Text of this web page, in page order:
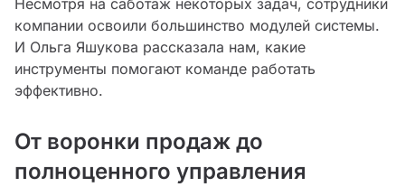
Несмотря на саботаж некоторых задач, сотрудники
компании освоили большинство модулей системы.
И Ольга Яшукова рассказала нам, какие
инструменты помогают команде работать
эффективно.
От воронки продаж до
полноценного управления